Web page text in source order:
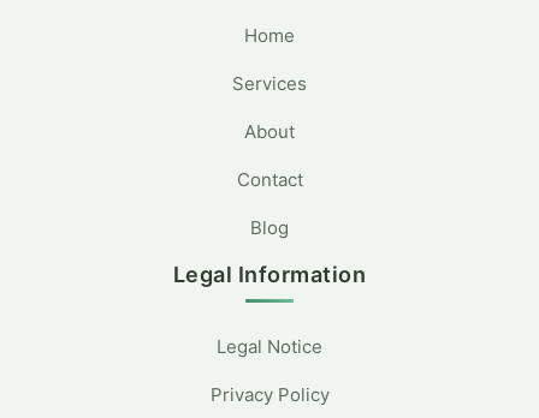
Home
Services
About
Contact
Blog
Legal Information
Legal Notice
Privacy Policy